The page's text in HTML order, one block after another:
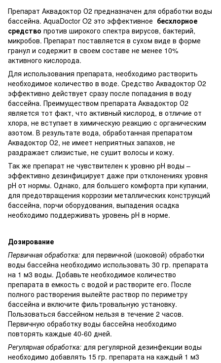
Препарат Аквадоктор О2 предназначен для обработки воды
бассейна. AquaDoctor O2 это эффективное бесхлорное
средство против широкого спектра вирусов, бактерий,
микробов. Препарат поставляется в сухом виде в форме
гранул и содержит в своем составе не менее 10%
активного кислорода.
Для использования препарата, необходимо растворить
необходимое количество в воде. Средство Аквадоктор О2
эффективно действует сразу после попадания в воду
бассейна. Преимуществом препарата Аквадоктор О2
является тот факт, что активный кислород, в отличие от
хлора, не вступает в химическую реакцию с органическим
азотом. В результате вода, обработанная препаратом
Аквадоктор О2, не имеет неприятных запахов, не
раздражает слизистые, не сушит волосы и кожу.
Так же препарат не чувствителен к уровню рН воды –
эффективно дезинфицирует даже при отклонениях уровня
рН от нормы. Однако, для большего комфорта при купании,
для предотвращения коррозии металлических конструкций
бассейна, порчи оборудования, выпадения осадка
необходимо поддерживать уровень рН в норме.
Дозирование
Первичная обработка: для первичной (шоковой) обработки
воды бассейна необходимо использовать 30 гр. препарата
на 1 м3 воды. Добавьте необходимое количество
препарата в емкость с водой и растворите его. После
полного растворения вылейте раствор по периметру
бассейна и включите фильтровальную установку.
Пользоваться бассейном нельзя в течение 2 часов.
Первичную обработку воды бассейна необходимо
повторять каждые 40-60 дней.
Регулярная обработка: для регулярной дезинфекции воды
необходимо добавлять 15 гр. препарата на каждый 1 м3